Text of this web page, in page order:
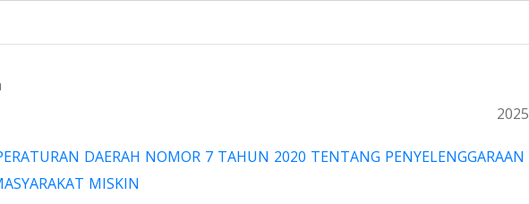
2025
DAERAH NOMOR 7 TAHUN 2020 TENTANG PENYELENGGARAAN
MISKIN